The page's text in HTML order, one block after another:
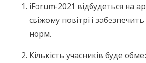
iForum-2021 відбудеться на
свіжому повітрі і
норм.
Кількість учасників буде